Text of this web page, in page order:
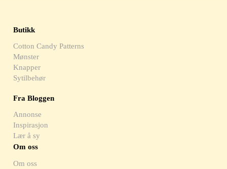
Butikk
Cotton Candy Patterns
Mønster
Knapper
Sytilbehør
Fra Bloggen
Annonse
Inspirasjon
Lær å sy
Om oss
Om oss